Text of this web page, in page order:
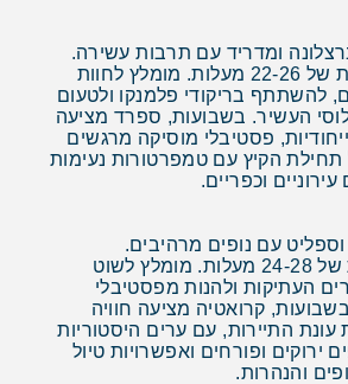
ומדריד עם תרבות עשירה.
טמפרטורות נעימות של 22-26 מעלות. מומלץ לחוות
להשתתף בריקודי פלמנקו ולטעום
העשיר. בשבועות, ספרד מציעה
פסטיבלי מוסיקה מרגשים
תחילת הקיץ עם טמפרטורות נעימות
וכפריים.
וספליט עם נופים מרהיבים.
טמפרטורות נוחות של 24-28 מעלות. מומלץ לשוט
העתיקות ולהנות מפסטיבלי
קרואטיה מציעה חוויה
התיירות, עם ערים היסטוריות
ירוקים ופורחים ואפשרויות טיול
והנהרות.